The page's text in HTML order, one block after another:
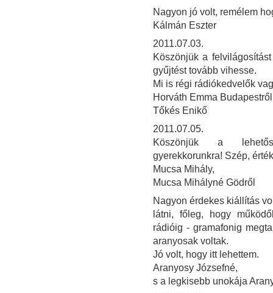
Nagyon jó volt, remélem
Kálmán Eszter
2011.07.03.
Köszönjük a
gyűjtést tovább vihesse.
Mi is régi rádiókedvelők
Horváth Emma Budapestről
Tőkés Enikő
2011.07.05.
Köszönjük a
gyerekkorunkra! Szép,
Mucsa Mihály,
Mucsa Mihályné Gödről
Nagyon érdekes kiállítás
látni, főleg, hogy
rádióig - gramafonig
aranyosak voltak.
Jó volt, hogy itt lehettem.
Aranyosy Józsefné,
s a legkisebb unokája